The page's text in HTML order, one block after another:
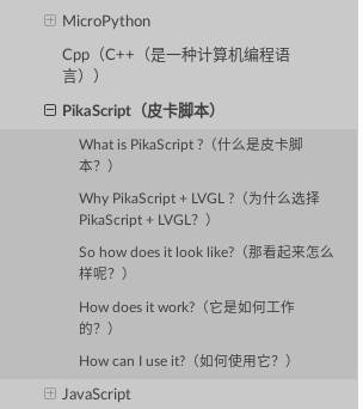
MicroPython
Cpp（C++（是一种计算机编程语
言））
PikaScript（皮卡脚本）
What is PikaScript ?（什么是皮卡脚
本？）
Why PikaScript + LVGL ?（为什么选择
PikaScript + LVGL？）
So how does it look like?（那看起来怎么
样呢？）
How does it work?（它是如何工作
的？）
How can I use it?（如何使用它？）
JavaScript